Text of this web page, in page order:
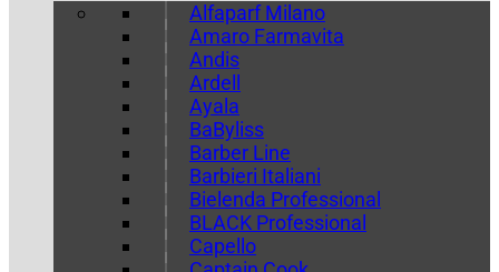
Alfaparf Milano
Amaro Farmavita
Andis
Ardell
Ayala
BaByliss
Barber Line
Barbieri Italiani
Bielenda Professional
BLACK Professional
Capello